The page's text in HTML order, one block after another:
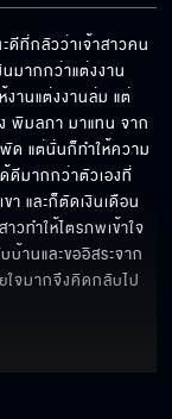
ในสายตาอยู่แล้ว
ดีที่กลัวว่าเจ้าสาวคน
มากกว่าแต่งงาน
งานแต่งงานล่ม แต่
พิมลภา มาแทน จาก
พัด แต่นั่นก็ทำให้ความ
ดีมากกว่าตัวเองที่
า และก็ตัดเงินเดือน
วทำให้ไตรภพเข้าใจ
บ้านและขออิสระจาก
ใจมากจึงคิดกลับไป